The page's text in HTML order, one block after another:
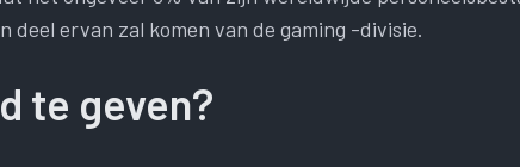
deel ervan zal komen van de gaming -divisie.
te geven?